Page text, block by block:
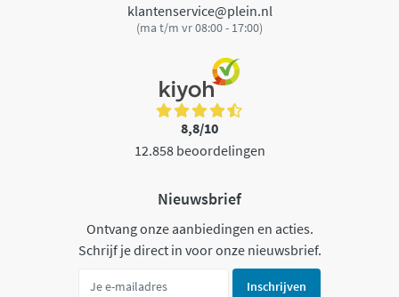
klantenservice@plein.nl
(ma t/m vr 08:00 - 17:00)
8,8/10
12.858 beoordelingen
Nieuwsbrief
Ontvang onze aanbiedingen en acties.
Schrijf je direct in voor onze nieuwsbrief.
Inschrijven